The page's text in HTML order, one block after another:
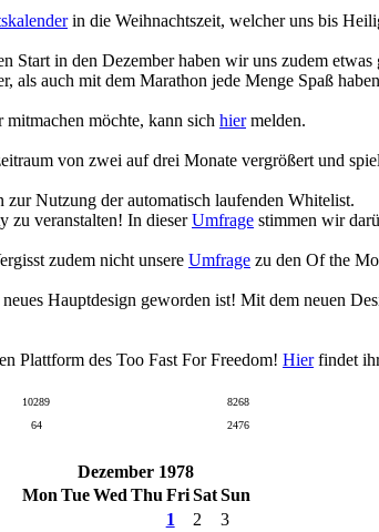
in die Weihnachtszeit, welcher uns bis
Start in den Dezember haben wir uns zudem etwas
als auch mit dem Marathon jede Menge Spaß
möchte, kann sich hiermelden.
von zwei auf drei Monate vergrößert und
Nutzung der automatisch laufenden Whitelist.
zu veranstalten! In dieserUmfrage stimmen wir
zudem nicht unsere Umfrage zu den Of the
Hauptdesign geworden ist! Mit dem neuen
Plattform des Too Fast For Freedom! Hierfindet ihr
10289 8268
64 2476
Dezember 1978
Mon TueWed Thu FriSatSun
1
2
3